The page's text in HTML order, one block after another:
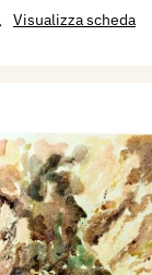
Visualizza scheda